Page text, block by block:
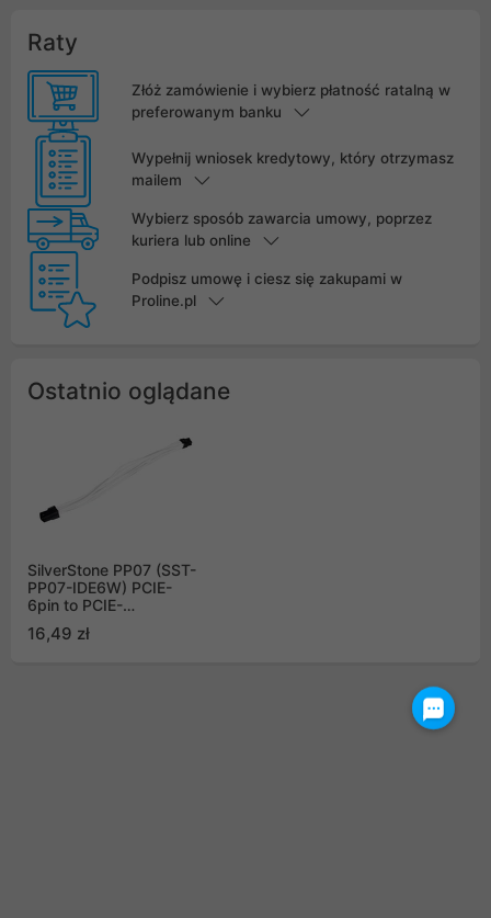
Raty
Złóż zamówienie i wybierz płatność ratalną w
preferowanym banku
Wypełnij wniosek kredytowy, który otrzymasz
mailem
Wybierz sposób zawarcia umowy, poprzez
kuriera lub online
Podpisz umowę i ciesz się zakupami w
Proline.pl
Ostatnio oglądane
SilverStone PP07 (SST-
PP07-IDE6W) PCIE-
6pin to PCIE-
16,49 zł